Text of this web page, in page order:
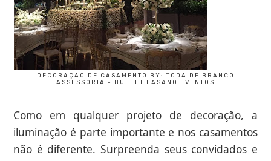
DECORAÇÃO DE CASAMENTO BY: TODA DE BRANCO
ASSESSORIA - BUFFET FASANO EVENTOS
Como em qualquer projeto de decoração, a
iluminação é parte importante e nos casamentos
não é diferente. Surpreenda seus convidados e